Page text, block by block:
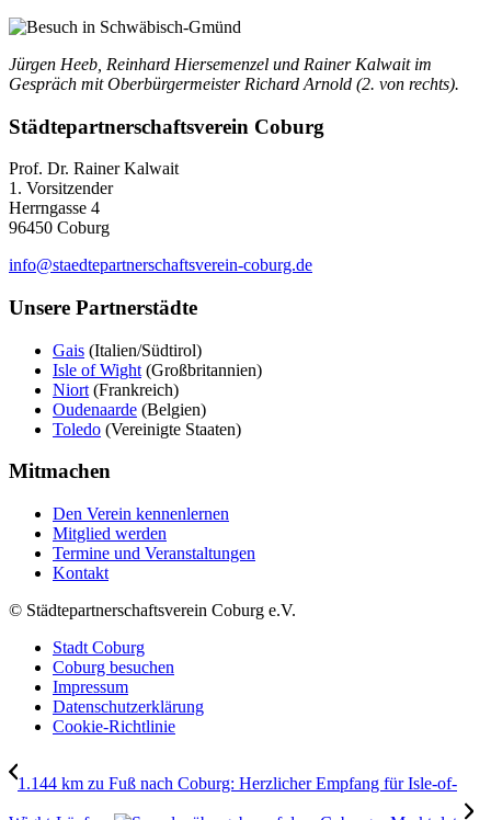
Jürgen Heeb, Reinhard Hiersemenzel und Rainer Kalwait im
Gespräch mit Oberbürgermeister Richard Arnold (2. von rechts).
Städte­partner­schafts­verein Coburg
Prof. Dr. Rainer Kalwait
1. Vorsitzender
Herrngasse 4
96450 Coburg
info@staedtepartnerschaftsverein-coburg.de
Unsere Partnerstädte
Gais (Italien/Südtirol)
Isle of Wight (Großbritannien)
Niort (Frankreich)
Oudenaarde (Belgien)
Toledo (Vereinigte Staaten)
Mitmachen
Den Verein kennenlernen
Mitglied werden
Termine und Veranstaltungen
Kontakt
© Städtepartnerschaftsverein Coburg e.V.
Stadt Coburg
Coburg besuchen
Impressum
Datenschutzerklärung
Cookie-Richtlinie
1.144 km zu Fuß nach Coburg: Herzlicher Empfang für Isle-of-